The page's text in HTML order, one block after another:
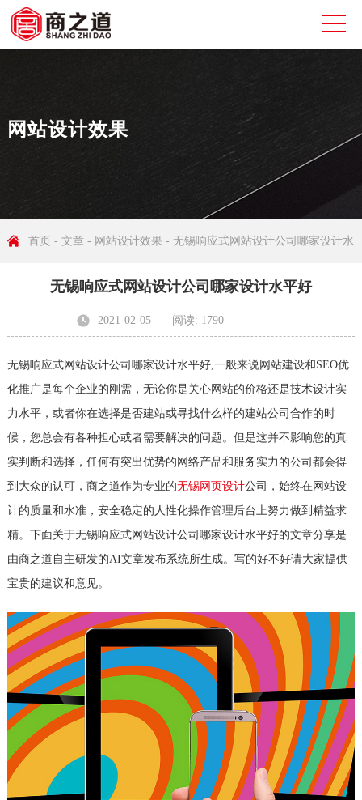
网站设计效果
首页 - 文章- 网站设计效果 - 无锡响应式网站设计公司哪家设计水
无锡响应式网站设计公司哪家设计水平好
2021-02-05 阅读: 1790
无锡响应式网站设计公司哪家设计水平好,一般来说网站建设和SEO优
化推广是每个企业的刚需，无论你是关心网站的价格还是技术设计实
力水平，或者你在选择是否建站或寻找什么样的建站公司合作的时
候，您总会有各种担心或者需要解决的问题。但是这并不影响您的真
实判断和选择，任何有突出优势的网络产品和服务实力的公司都会得
到大众的认可，商之道作为专业的无锡网页设计公司，始终在网站设
计的质量和水准，安全稳定的人性化操作管理后台上努力做到精益求
精。下面关于无锡响应式网站设计公司哪家设计水平好的文章分享是
由商之道自主研发的AI文章发布系统所生成。写的好不好请大家提供
宝贵的建议和意见。